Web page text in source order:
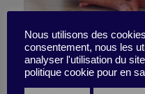
How to
crisis
Nous utilisons des
consentement, nous les
analyser l'utilisation du
politique cookie pour en